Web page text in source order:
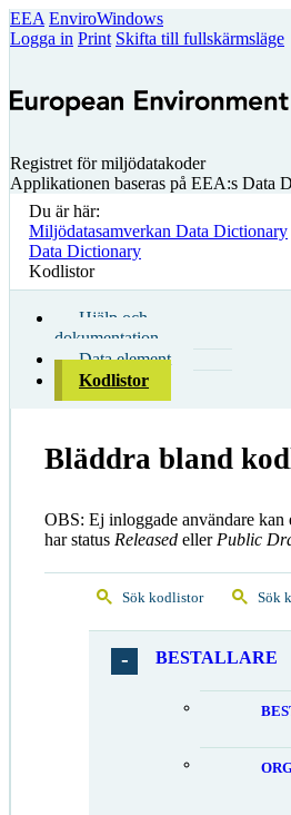
EEA EnviroWindows
Logga in Print Skifta till fullskärmsläge
Registret för miljödatakoder
Applikationen baseras på EEA:s Data
Du är här:
Miljödatasamverkan Data Dictionary
Data Dictionary
Kodlistor
Hjälp och
dokumentation
Data element
Kodlistor
Bläddra bland
OBS: Ej inloggade användare kan
har status Released eller Public
Sök kodlistor Sök
BESTALLARE